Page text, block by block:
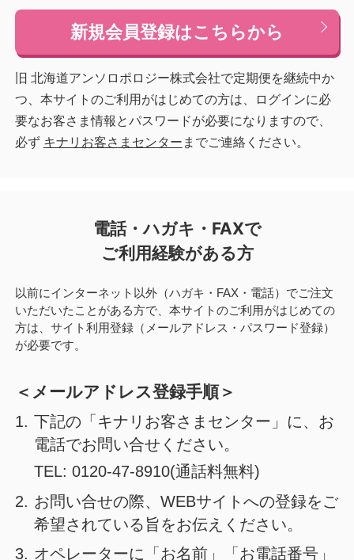
新規会員登録はこちらから
旧 北海道アンソロポロジー株式会社で定期便を継続中か
つ、本サイトのご利用がはじめての方は、ログインに必
要なお客さま情報とパスワードが必要になりますので、
必ず キナリお客さまセンター までご連絡ください。
電話・ハガキ・FAXで
ご利用経験がある方
以前にインターネット以外（ハガキ・FAX・電話）でご注文
いただいたことがある方で、本サイトのご利用がはじめての
方は、サイト利用登録（メールアドレス・パスワード登録）
が必要です。
＜メールアドレス登録手順＞
1. 下記の「キナリお客さまセンター」に、お
電話でお問い合せください。
TEL: 0120-47-8910(通話料無料)
2. お問い合せの際、WEBサイトへの登録をご
希望されている旨をお伝えください。
3. オペレーターに「お名前」「お電話番号」